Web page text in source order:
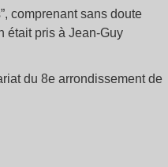
comprenant sans doute
était pris à Jean-Guy
du 8e arrondissement de